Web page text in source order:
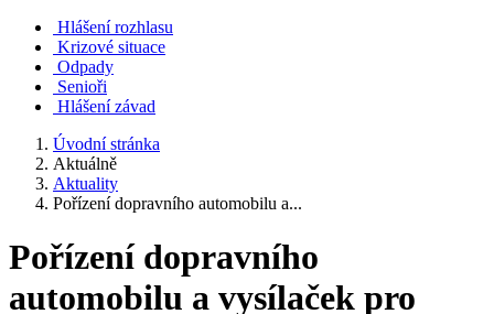
Hlášení rozhlasu
Krizové situace
Odpady
Senioři
Hlášení závad
Úvodní stránka
Aktuálně
Aktuality
Pořízení dopravního automobilu a...
Pořízení dopravního
automobilu a vysílaček pro